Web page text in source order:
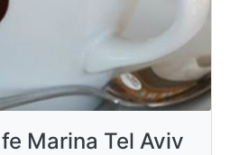
Marina Tel Aviv